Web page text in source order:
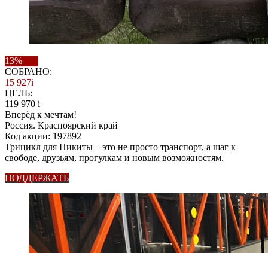
13%
СОБРАНО:
15 927i
ЦЕЛЬ:
119 970 i
Вперёд к мечтам!
Россия. Красноярский край
Код акции: 197892
Трицикл для Никиты – это не просто транспорт, а шаг к
свободе, друзьям, прогулкам и новым возможностям.
ПОДДЕРЖАТЬ